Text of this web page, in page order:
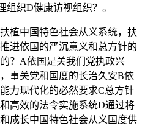
组织D健康访视组织？。
中国特色社会从义系统，扶
进依国的严沉意义和总方针的
？A依国是关我们党执政兴
事关党和国度的长治久安B依
力现代化的必然要求C总方针
高效的法令实施系统D通过将
成长中国特色社会从义国度供